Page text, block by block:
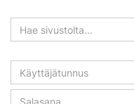
Hae
sivustolta
Käyttäjätunnus
Salasana